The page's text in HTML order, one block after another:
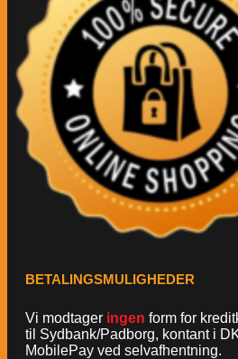
BETALINGSMULIGHEDER
Vi modtager ingen form for
til Sydbank/Padborg, kontant i
MobilePay ved selvafhentning.